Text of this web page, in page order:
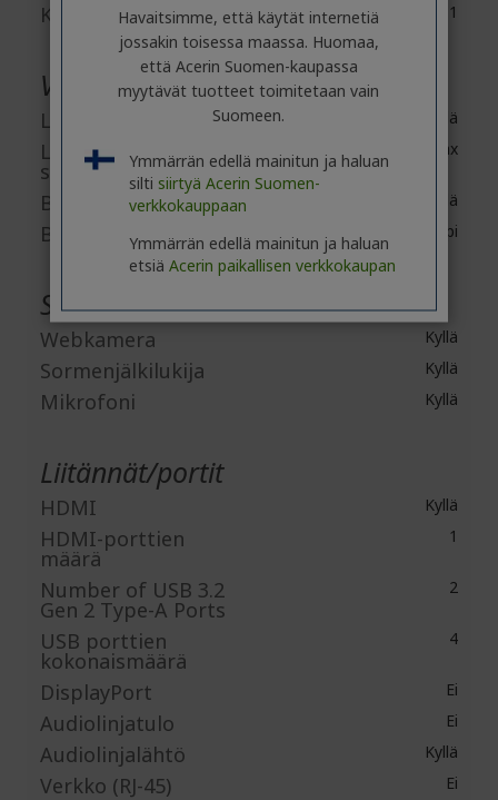
Kaiuttimien määrä 1
Verkko ja tietoliikenne
Langaton lähiverkko Kyllä
Langaton LAN-
standardi
IEEE 802.11ax
Bluetooth Kyllä
Bluetooth-standardi Bluetooth 5.1 tai uudempi
Sisäänrakennetut laitteet
Webkamera Kyllä
Sormenjälkilukija Kyllä
Mikrofoni Kyllä
Liitännät/portit
HDMI Kyllä
HDMI-porttien
määrä
1
Number of USB 3.2
Gen 2 Type-A Ports
2
USB porttien
kokonaismäärä
4
DisplayPort Ei
Audiolinjatulo Ei
Audiolinjalähtö Kyllä
Verkko (RJ-45) Ei
Havaitsimme, että käytät internetiä
jossakin toisessa maassa. Huomaa,
että Acerin Suomen-kaupassa
myytävät tuotteet toimitetaan vain
Suomeen.
Ymmärrän edellä mainitun ja haluan
silti siirtyä Acerin Suomen-
verkkokauppaan
Ymmärrän edellä mainitun ja haluan
etsiä Acerin paikallisen verkkokaupan